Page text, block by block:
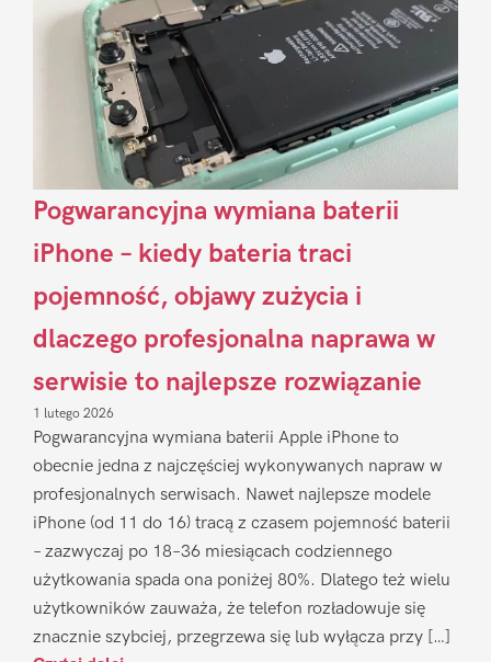
Pogwarancyjna wymiana baterii
iPhone – kiedy bateria traci
pojemność, objawy zużycia i
dlaczego profesjonalna naprawa w
serwisie to najlepsze rozwiązanie
1 lutego 2026
Pogwarancyjna wymiana baterii Apple iPhone to
obecnie jedna z najczęściej wykonywanych napraw w
profesjonalnych serwisach. Nawet najlepsze modele
iPhone (od 11 do 16) tracą z czasem pojemność baterii
– zazwyczaj po 18–36 miesiącach codziennego
użytkowania spada ona poniżej 80%. Dlatego też wielu
użytkowników zauważa, że telefon rozładowuje się
znacznie szybciej, przegrzewa się lub wyłącza przy […]